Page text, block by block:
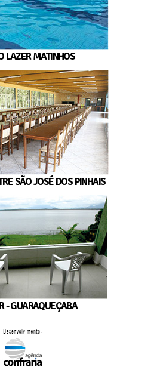
LAZER MATINHOS
SÃO JOSÉ DOS PINHAIS
- GUARAQUEÇABA